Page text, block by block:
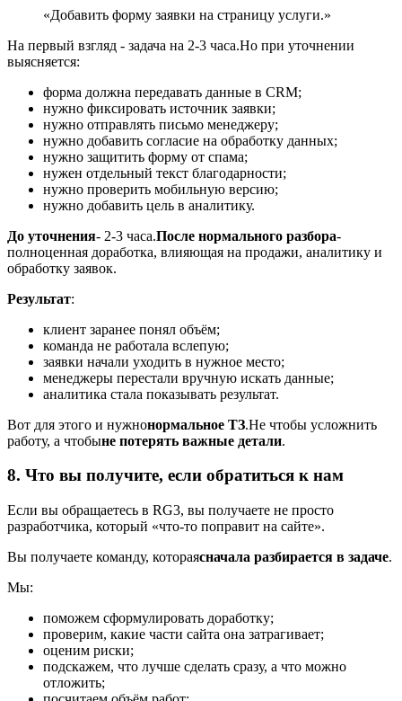
«Добавить форму заявки на страницу услуги.»
На первый взгляд - задача на 2-3 часа.Но при уточнении
выясняется:
форма должна передавать данные в CRM;
нужно фиксировать источник заявки;
нужно отправлять письмо менеджеру;
нужно добавить согласие на обработку данных;
нужно защитить форму от спама;
нужен отдельный текст благодарности;
нужно проверить мобильную версию;
нужно добавить цель в аналитику.
До уточнения- 2-3 часа.После нормального разбора-
полноценная доработка, влияющая на продажи, аналитику и
обработку заявок.
Результат:
клиент заранее понял объём;
команда не работала вслепую;
заявки начали уходить в нужное место;
менеджеры перестали вручную искать данные;
аналитика стала показывать результат.
Вот для этого и нужнонормальное ТЗ.Не чтобы усложнить
работу, а чтобыне потерять важные детали.
8. Что вы получите, если обратиться к нам
Если вы обращаетесь в RG3, вы получаете не просто
разработчика, который «что-то поправит на сайте».
Вы получаете команду, котораясначала разбирается в задаче.
Мы:
поможем сформулировать доработку;
проверим, какие части сайта она затрагивает;
оценим риски;
подскажем, что лучше сделать сразу, а что можно
отложить;